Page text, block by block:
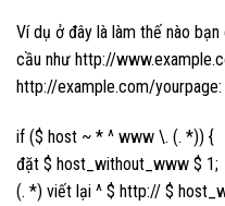
Ví dụ ở đây là làm thế nào
cầu như http://
http://example.com/yourpage:
if ($ host ~ * ^ www \. (. *)) {
đặt $ host_without_www $ 1;
(. *) viết lại ^ $ http:// $